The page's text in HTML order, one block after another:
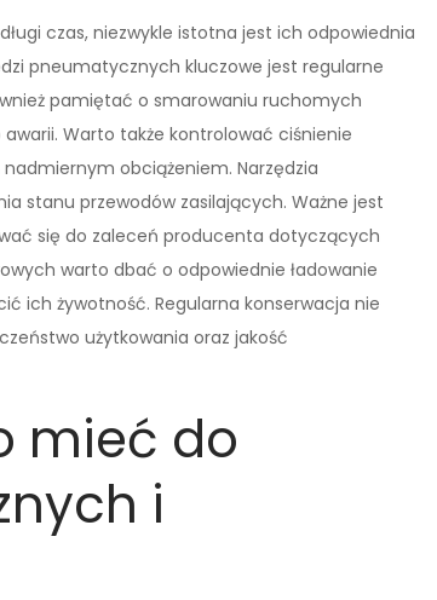
czas, niezwykle istotna jest ich odpowiednia
pneumatycznych kluczowe jest regularne
pamiętać o smarowaniu ruchomych
Warto także kontrolować ciśnienie
obciążeniem. Narzędzia
stanu przewodów zasilających. Ważne jest
się do zaleceń producenta dotyczących
warto dbać o odpowiednie ładowanie
ich żywotność. Regularna konserwacja nie
użytkowania oraz jakość
mieć do
i